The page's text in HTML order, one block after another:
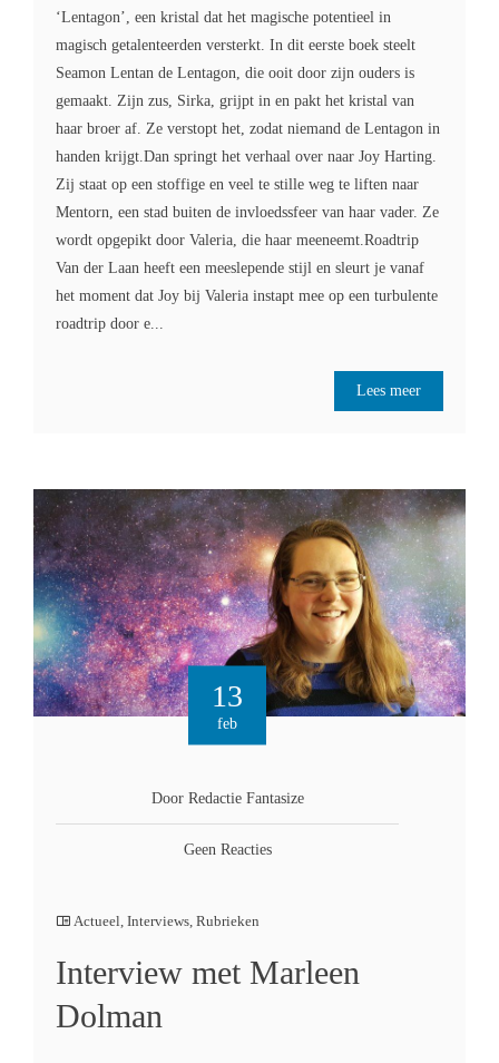
‘Lentagon’, een kristal dat het magische potentieel in
magisch getalenteerden versterkt. In dit eerste boek steelt
Seamon Lentan de Lentagon, die ooit door zijn ouders is
gemaakt. Zijn zus, Sirka, grijpt in en pakt het kristal van
haar broer af. Ze verstopt het, zodat niemand de Lentagon in
handen krijgt.Dan springt het verhaal over naar Joy Harting.
Zij staat op een stoffige en veel te stille weg te liften naar
Mentorn, een stad buiten de invloedssfeer van haar vader. Ze
wordt opgepikt door Valeria, die haar meeneemt.Roadtrip
Van der Laan heeft een meeslepende stijl en sleurt je vanaf
het moment dat Joy bij Valeria instapt mee op een turbulente
roadtrip door e...
Lees meer
13
feb
Door Redactie Fantasize
Geen Reacties
Actueel Interviews Rubrieken
Interview met Marleen
Dolman